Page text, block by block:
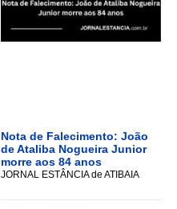
Nota de Falecimento: João
de Ataliba Nogueira Junior
morre aos 84 anos
JORNAL ESTÂNCIA de ATIBAIA